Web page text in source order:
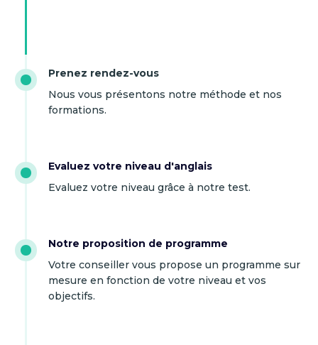
Prenez rendez-vous
Nous vous présentons notre méthode et nos
formations.
Evaluez votre niveau d'anglais
Evaluez votre niveau grâce à notre test.
Notre proposition de programme
Votre conseiller vous propose un programme sur
mesure en fonction de votre niveau et vos
objectifs.